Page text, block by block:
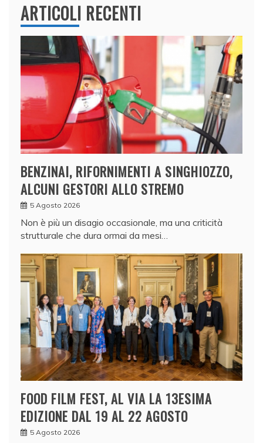
ARTICOLI RECENTI
BENZINAI, RIFORNIMENTI A SINGHIOZZO,
ALCUNI GESTORI ALLO STREMO
5 Agosto 2026
Non è più un disagio occasionale, ma una criticità
strutturale che dura ormai da mesi…
FOOD FILM FEST, AL VIA LA 13ESIMA
EDIZIONE DAL 19 AL 22 AGOSTO
5 Agosto 2026